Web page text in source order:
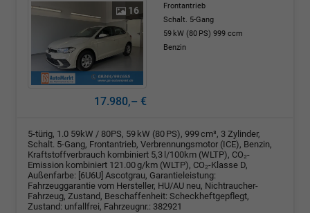
16
Frontantrieb
Schalt. 5-Gang
59 kW (80 PS) 999 ccm
Benzin
17.980,– €
5-türig, 1.0 59kW / 80PS, 59 kW (80 PS), 999 cm³, 3 Zylinder,
Schalt. 5-Gang, Frontantrieb, Verbrennungsmotor (ICE), Benzin,
Kraftstoffverbrauch kombiniert 5,3 l/100km (WLTP), CO₂-
Emission kombiniert 121.00 g/km (WLTP), CO₂-Klasse D,
Außenfarbe: [6U6U] Ascotgrau, Garantieleistung:
Fahrzeuggarantie vom Hersteller, HU/AU neu, Nichtraucher-
Fahrzeug, Zustand, Beschaffenheit: Scheckheftgepflegt,
Zustand: unfallfrei, Fahrzeugnr.: 382921